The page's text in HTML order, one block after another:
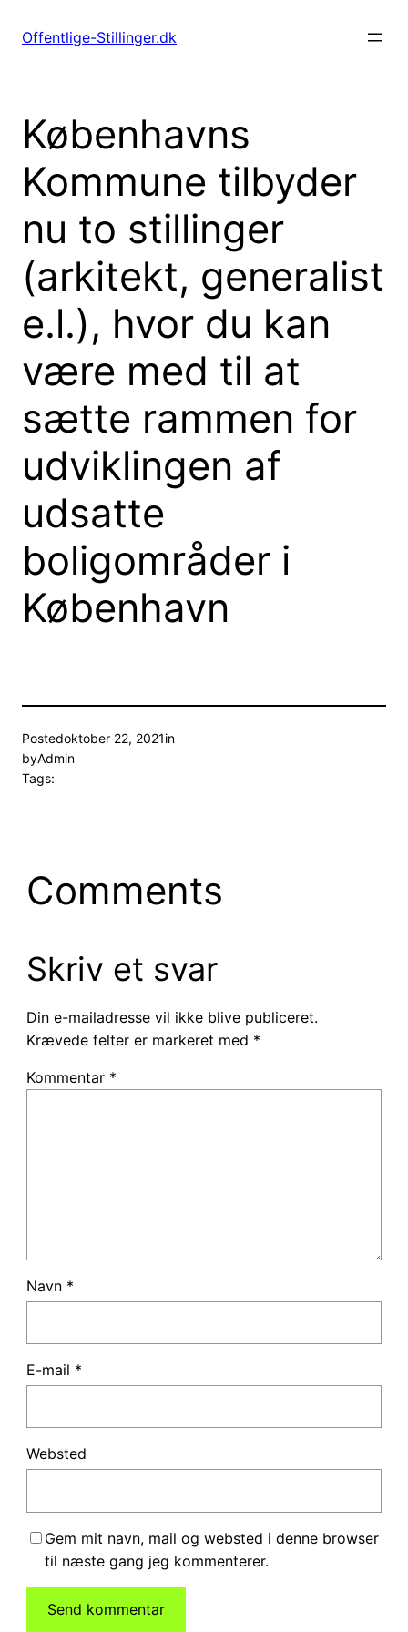
Offentlige-Stillinger.dk
Københavns
Kommune tilbyder
nu to stillinger
(arkitekt, generalist
e.l.), hvor du kan
være med til at
sætte rammen for
udviklingen af
udsatte
boligområder i
København
Postedoktober 22, 2021in
byAdmin
Tags:
Comments
Skriv et svar
Din e-mailadresse vil ikke blive publiceret.
Krævede felter er markeret med *
Kommentar *
Navn *
E-mail *
Websted
Gem mit navn, mail og websted i denne browser
til næste gang jeg kommenterer.